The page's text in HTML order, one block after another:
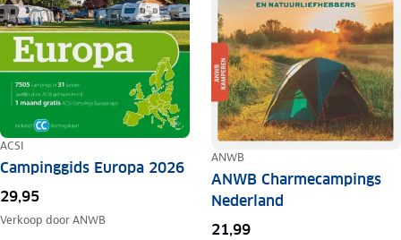
ACSI
Campinggids Europa 2026
29,95
Verkoop doorANWB
ANWB
ANWB Charmecampings
Nederland
21,99